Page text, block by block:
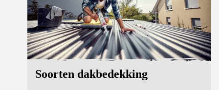
Soorten dakbedekking